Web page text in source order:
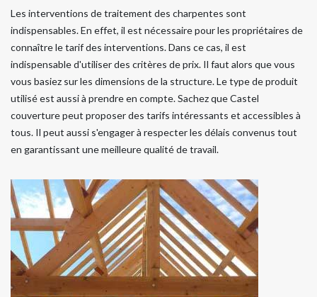
Les interventions de traitement des charpentes sont
indispensables. En effet, il est nécessaire pour les propriétaires de
connaître le tarif des interventions. Dans ce cas, il est
indispensable d'utiliser des critères de prix. Il faut alors que vous
vous basiez sur les dimensions de la structure. Le type de produit
utilisé est aussi à prendre en compte. Sachez que Castel
couverture peut proposer des tarifs intéressants et accessibles à
tous. Il peut aussi s'engager à respecter les délais convenus tout
en garantissant une meilleure qualité de travail.